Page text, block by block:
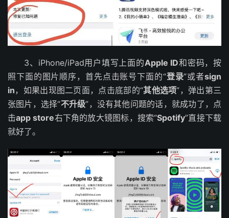
3、iPhone/iPad用户填写上面的Apple ID和密码，按
照下面的图片顺序，首先点击账号下面的“登录”或者sign
in，如果出现图二页面，点击底部的“其他选项”，弹出第三
张图片，选择“不升级”，没有其他问题的话，就成功了，点
击app store右下角的放大镜图标，搜索“Spotify”直接下载
就好了。